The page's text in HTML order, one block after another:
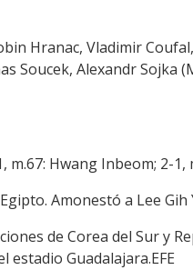
Hranac, Vladimir
Soucek, Alexandr Sojka
m.67: Hwang Inbeom; 2-1,
Amonestó a Lee Gih
de Corea del Sur y
estadio Guadalajara.EFE